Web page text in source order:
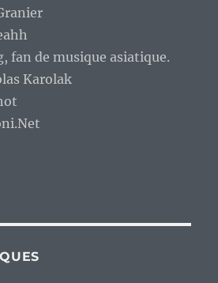
fan de musique asiatique.
Karolak